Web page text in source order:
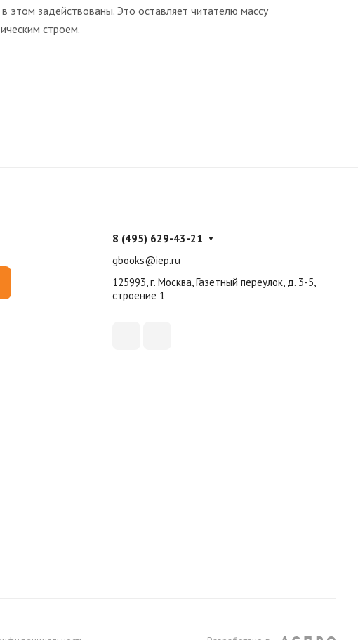
задействованы. Это оставляет читателю массу
строем.
8 (495) 629-43-21
gbooks@iep.ru
125993, г. Москва, Газетный переулок, д. 3-5,
строение 1